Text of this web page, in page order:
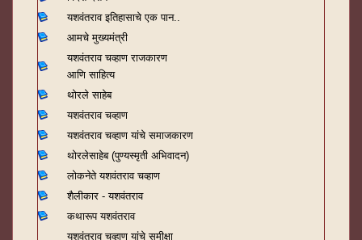
यशवंतराव इतिहासाचे एक पान..
आमचे मुख्यमंत्री
यशवंतराव चव्हाण राजकारण
आणि साहित्य
थोरले साहेब
यशवंतराव चव्हाण
यशवंतराव चव्हाण यांचे समाजकारण
थोरलेसाहेब (पुण्यस्मृती अभिवादन)
लोकनेते यशवंतराव चव्हाण
शैलीकार - यशवंतराव
कथारूप यशवंतराव
यशवंतराव चव्हाण यांचे समीक्षा